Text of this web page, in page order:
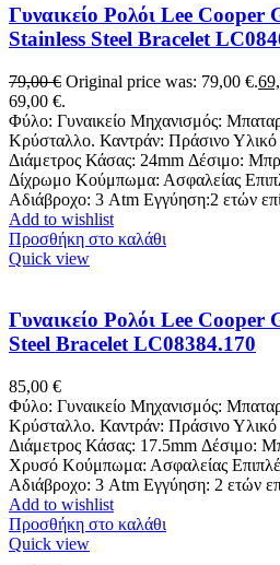
Γυναικείο Ρολόι Lee Cooper
Stainless Steel Bracelet
79,00€ Original price was: 79,00 €.
69,00 €.
Φύλο: Γυναικείο Μηχανισμός:
Κρύσταλλο. Καντράν: Πράσινο
Διάμετρος Κάσας: 24mm Δέσιμο:
Δίχρωμο Κούμπωμα: Ασφαλείας
Αδιάβροχο: 3 Atm Εγγύηση:2 ετών
Add to wishlist
Προσθήκη στο καλάθι
Quick view
Γυναικείο Ρολόι Lee Cooper
Steel Bracelet LC08384.170
85,00 €
Φύλο: Γυναικείο Μηχανισμός:
Κρύσταλλο. Καντράν: Πράσινο
Διάμετρος Κάσας: 17.5mm Δέσιμο:
Χρυσό Κούμπωμα: Ασφαλείας
Αδιάβροχο: 3 Atm Εγγύηση: 2 ετών
Add to wishlist
Προσθήκη στο καλάθι
Quick view